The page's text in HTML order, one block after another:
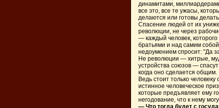
динамитами,
все это, все те ужасы,
делаются или готовы
Спасение людей от их
революции, не через
— каждый человек, которого
братьями и над самим
недоумением спросит: "Да
Не революции — хитрые,
устройства союзов —
когда оно сделается общим.
Ведь стоит только
истинное человеческое
которые предъявляет ему
негодование, что к нему
— Что тогда будет с